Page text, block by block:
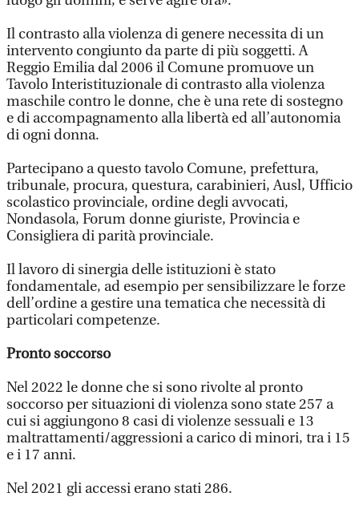
Il contrasto alla violenza di genere necessita di un
intervento congiunto da parte di più soggetti. A
Reggio Emilia dal 2006 il Comune promuove un
Tavolo Interistituzionale di contrasto alla violenza
maschile contro le donne, che è una rete di sostegno
e di accompagnamento alla libertà ed all’autonomia
di ogni donna.
Partecipano a questo tavolo Comune, prefettura,
tribunale, procura, questura, carabinieri, Ausl, Ufficio
scolastico provinciale, ordine degli avvocati,
Nondasola, Forum donne giuriste, Provincia e
Consigliera di parità provinciale.
Il lavoro di sinergia delle istituzioni è stato
fondamentale, ad esempio per sensibilizzare le forze
dell’ordine a gestire una tematica che necessità di
particolari competenze.
Pronto soccorso
Nel 2022 le donne che si sono rivolte al pronto
soccorso per situazioni di violenza sono state 257 a
cui si aggiungono 8 casi di violenze sessuali e 13
maltrattamenti/aggressioni a carico di minori, tra i 15
e i 17 anni.
Nel 2021 gli accessi erano stati 286.